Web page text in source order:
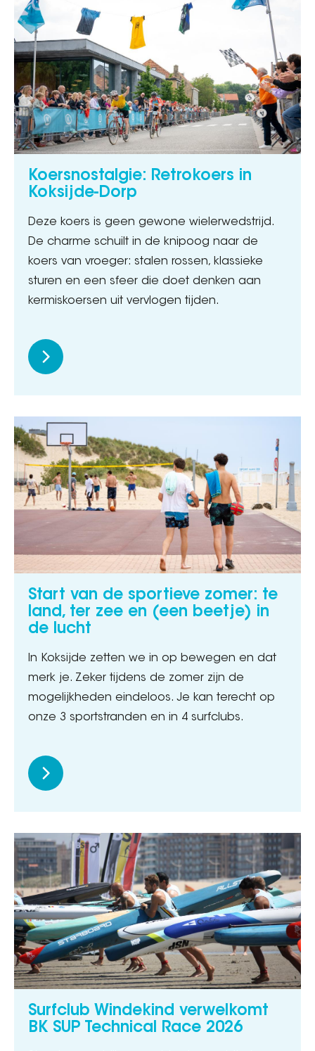
Koersnostalgie: Retrokoers in
Koksijde-Dorp
Deze koers is geen gewone wielerwedstrijd.
De charme schuilt in de knipoog naar de
koers van vroeger: stalen rossen, klassieke
sturen en een sfeer die doet denken aan
kermiskoersen uit vervlogen tijden.
Start van de sportieve zomer: te
land, ter zee en (een beetje) in
de lucht
In Koksijde zetten we in op bewegen en dat
merk je. Zeker tijdens de zomer zijn de
mogelijkheden eindeloos. Je kan terecht op
onze 3 sportstranden en in 4 surfclubs.
Surfclub Windekind verwelkomt
BK SUP Technical Race 2026